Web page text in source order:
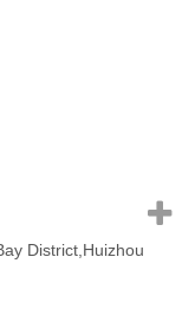
District,Huizhou